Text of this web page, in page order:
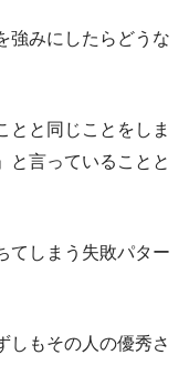
強みにしたらどうな
とと同じことをしま
と言っていることと
てしまう失敗パター
しもその人の優秀さ